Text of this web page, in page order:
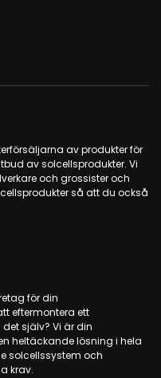
av produkter för
av solcellsprodukter. Vi
och grossister och
så att du också
för din
eftermontera ett
själv? Vi är din
heltäckande lösning i hela
solcellssystem och
krav.